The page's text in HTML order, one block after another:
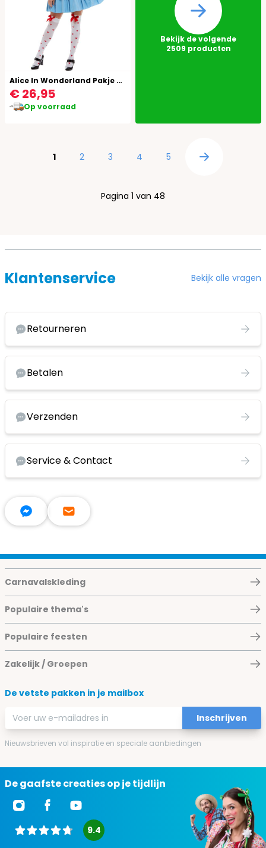
Alice In Wonderland Pakje Dames
€ 26,95
Op voorraad
Bekijk de volgende
2509 producten
U lees momenteel pagina
1 Pagina
2 Pagina
3 Pagina
4 Pagina
5 Pagina
Pagina 1 van 48
Klantenservice Bekijk alle vragen
Retourneren
Betalen
Verzenden
Service & Contact
Carnavalskleding
Populaire thema's
Populaire feesten
Zakelijk / Groepen
De vetste pakken in je mailbox
Inschrijven
Nieuwsbrieven vol inspiratie en speciale aanbiedingen
De gaafste creaties op je tijdlijn
9.4